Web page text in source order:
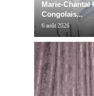
Marie-Chantal
Congolais...
6 août 2026